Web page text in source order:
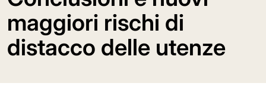
maggiori rischi di
distacco delle utenze